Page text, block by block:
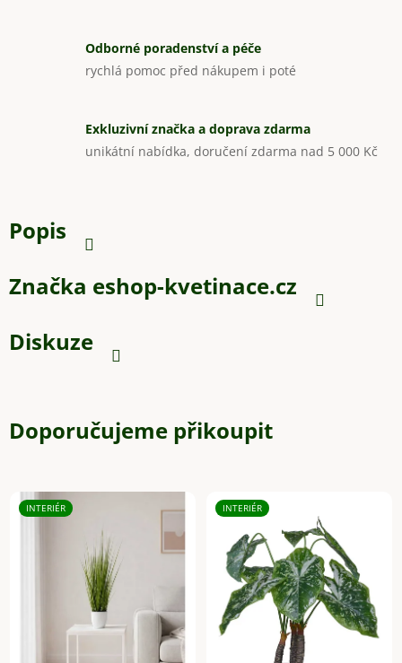
Odborné poradenství a péče
rychlá pomoc před nákupem i poté
Exkluzivní značka a doprava zdarma
unikátní nabídka, doručení zdarma nad 5 000 Kč
Popis
Značka eshop-kvetinace.cz
Diskuze
Doporučujeme přikoupit
INTERIÉR INTERIÉR